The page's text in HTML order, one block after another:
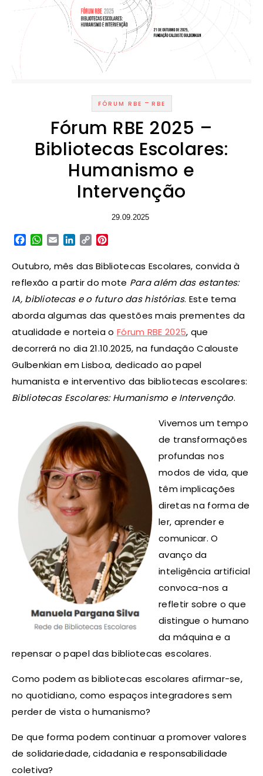
FÓRUM RBE - RBE
Fórum RBE 2025 –
Bibliotecas Escolares:
Humanismo e
Intervenção
29.09.2025
Facebook
WhatsApp
EmailLinkedIn
Copy
Outubro, mês das Bibliotecas Escolares, convida à
reflexão a partir do mote Para além das estantes:
IA, bibliotecas e o futuro das histórias. Este tema
aborda algumas das questões mais prementes da
atualidade e norteia o Fórum RBE 2025, que
decorrerá no dia 21.10.2025, na fundação Calouste
Gulbenkian em Lisboa, dedicado ao papel
humanista e interventivo das bibliotecas escolares:
Bibliotecas Escolares: Humanismo e Intervenção.
Vivemos um tempo
de transformações
profundas nos
modos de vida, que
têm implicações
diretas na forma de
ler, aprender e
comunicar. O
avanço da
inteligência artificial
convoca-nos a
refletir sobre o que
distingue o humano
da máquina e a
repensar o papel das bibliotecas escolares.
Como podem as bibliotecas escolares afirmar-se,
no quotidiano, como espaços integradores sem
perder de vista o humanismo?
De que forma podem continuar a promover valores
de solidariedade, cidadania e responsabilidade
coletiva?